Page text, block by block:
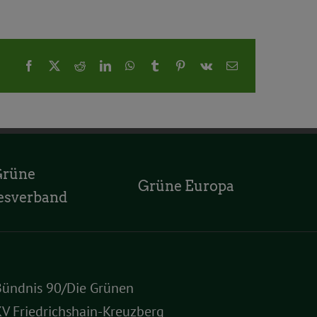
Facebook RedditLinkedInWhatsApp
Tumblr Pinterest
Vk
E-
Grüne Europa
90/Die Grünen
Friedrichshain-Kreuzberg